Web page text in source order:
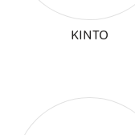
KINTO